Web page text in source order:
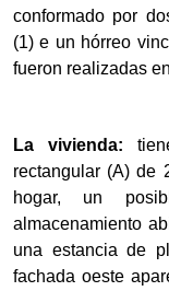
conformado por do
(1) e un hórreo
fueron realizadas en
La vivienda:
rectangular (A) de
hogar, un
almacenamiento
una estancia de
fachada oeste